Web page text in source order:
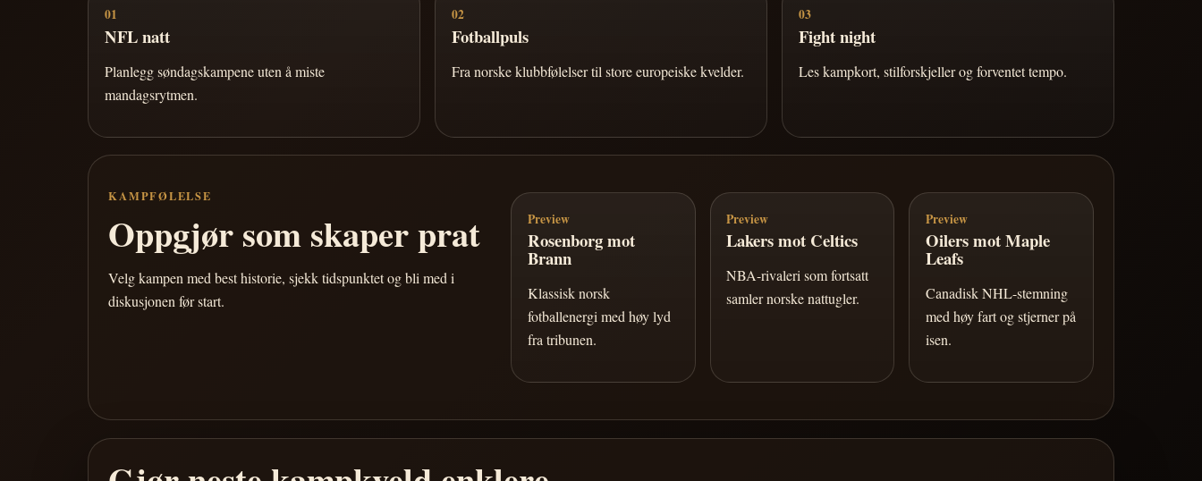
01
NFL natt
Planlegg søndagskampene uten å miste
mandagsrytmen.
02
Fotballpuls
Fra norske klubbfølelser til store europeiske kvelder.
03
Fight night
Les kampkort, stilforskjeller og forventet tempo.
KAMPFØLELSE
Oppgjør som skaper prat
Velg kampen med best historie, sjekk tidspunktet og bli med i
diskusjonen før start.
Preview
Rosenborg mot
Brann
Klassisk norsk
fotballenergi med høy lyd
fra tribunen.
Preview
Lakers mot Celtics
NBA-rivaleri som fortsatt
samler norske nattugler.
Preview
Oilers mot Maple
Leafs
Canadisk NHL-stemning
med høy fart og stjerner på
isen.